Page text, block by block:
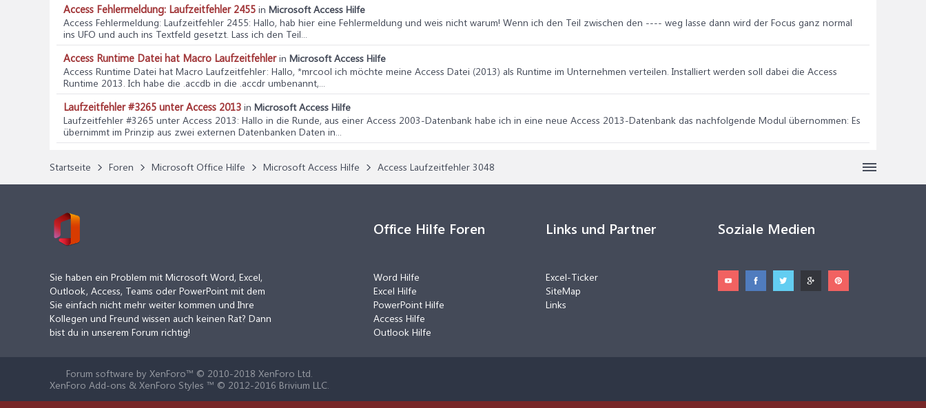
Access Fehlermeldung: Laufzeitfehler 2455 in Microsoft Access Hilfe
Access Fehlermeldung: Laufzeitfehler 2455: Hallo, hab hier eine Fehlermeldung und weis nicht warum! Wenn ich den Teil zwischen den ---- weg lasse dann wird der Focus ganz normal
ins UFO und auch ins Textfeld gesetzt. Lass ich den Teil...
Access Runtime Datei hat Macro Laufzeitfehlerin Microsoft Access Hilfe
Access Runtime Datei hat Macro Laufzeitfehler: Hallo, *mrcool ich möchte meine Access Datei (2013) als Runtime im Unternehmen verteilen. Installiert werden soll dabei die Access
Runtime 2013. Ich habe die .accdb in die .accdr umbenannt,...
Laufzeitfehler #3265 unter Access 2013 in Microsoft Access Hilfe
Laufzeitfehler #3265 unter Access 2013: Hallo in die Runde, aus einer Access 2003-Datenbank habe ich in eine neue Access 2013-Datenbank das nachfolgende Modul übernommen: Es
übernimmt im Prinzip aus zwei externen Datenbanken Daten in...
Startseite Foren Microsoft Office Hilfe Microsoft Access Hilfe Access Laufzeitfehler 3048
Sie haben ein Problem mit Microsoft Word, Excel,
Outlook, Access, Teams oder PowerPoint mit dem
Sie einfach nicht mehr weiter kommen und Ihre
Kollegen und Freund wissen auch keinen Rat? Dann
bist du in unserem Forum richtig!
Office Hilfe Foren
Word Hilfe
Excel Hilfe
PowerPoint Hilfe
Access Hilfe
Outlook Hilfe
Links und Partner
Excel-Ticker
SiteMap
Links
Soziale Medien
Forum software by XenForo™ © 2010-2018 XenForo Ltd.
XenForo Add-ons & XenForo Styles ™ © 2012-2016 Brivium LLC.